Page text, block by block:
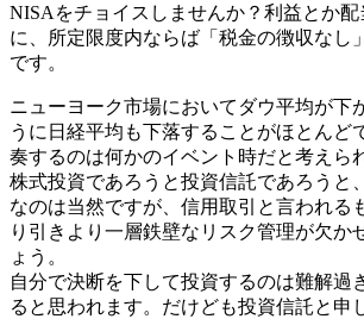
NISAをチョイスしませんか？利益とか
に、所定限度内ならば「税金の徴収なし
です。
ニューヨーク市場においてダウ平均が下
うに日経平均も下落することがほとんど
奏するのは何かのイベント時だと考えら
株式投資であろうと投資信託であろうと
なのは当然ですが、信用取引と言われる
り引きより一層鉄壁なリスク管理が欠か
ょう。
自分で決断を下して投資するのは難解過
ると思われます。だけども投資信託と申